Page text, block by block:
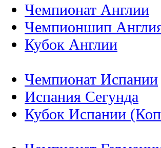
Чемпионат Англии
Чемпионшип
Кубок Англии
Чемпионат Испании
Испания Сегунда
Кубок Испании